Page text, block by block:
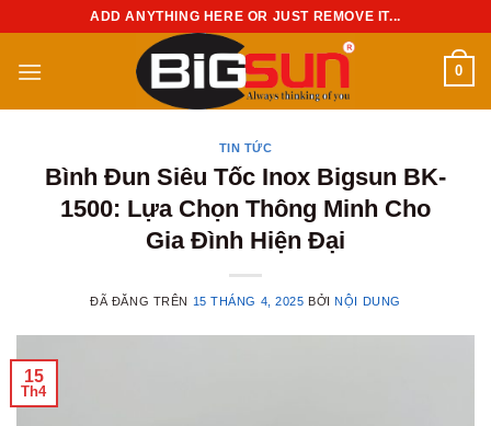
nội
ADD ANYTHING HERE OR JUST REMOVE IT...
0
TIN TỨC
Bình Đun Siêu Tốc Inox Bigsun BK-
1500: Lựa Chọn Thông Minh Cho
Gia Đình Hiện Đại
ĐÃ ĐĂNG TRÊN 15 THÁNG 4, 2025 BỞINỘI DUNG
15
Th4